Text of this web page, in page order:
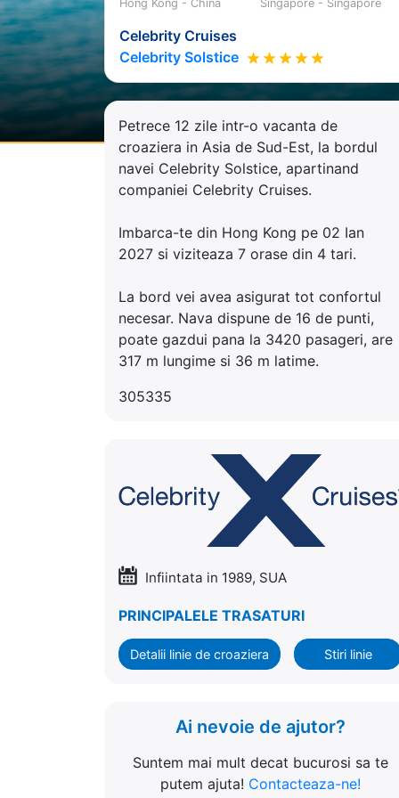
Hong Kong - China Singapore - Singapore
Celebrity Cruises
Celebrity Solstice
Petrece 12 zile intr-o vacanta de
croaziera in Asia de Sud-Est, la bordul
navei Celebrity Solstice, apartinand
companiei Celebrity Cruises.
Imbarca-te din Hong Kong pe 02 Ian
2027 si viziteaza 7 orase din 4 tari.
La bord vei avea asigurat tot confortul
necesar. Nava dispune de 16 de punti,
poate gazdui pana la 3420 pasageri, are
317 m lungime si 36 m latime.
305335
Infiintata in 1989, SUA
PRINCIPALELE TRASATURI
Detalii linie de croaziera Stiri linie
Ai nevoie de ajutor?
Suntem mai mult decat bucurosi sa te
putem ajuta! Contacteaza-ne!